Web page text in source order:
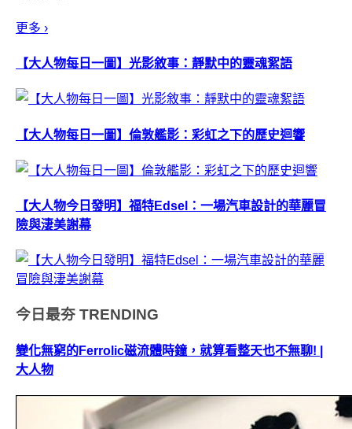
更多 ›
【大人物每日一圖】光影敘事：靜默中的靈魂絮語
【大人物每日一圖】倫敦艦影：彩虹之下的歷史迴響
【大人物今日發明】福特Edsel：一場汽車設計的華麗冒
險與淒美謝幕
今日最夯 TRENDING
變化無窮的Ferrolic磁流體時鐘，就算看整天也不無聊! |
大人物